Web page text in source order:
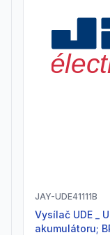
JAY-UDE41111B
Vysílač UDE _ UDE41111B; 433 MHz; Bez
akumulátoru;